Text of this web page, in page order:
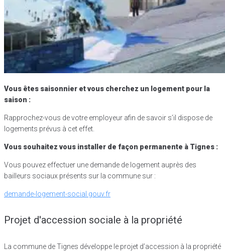
Vous êtes saisonnier et vous cherchez un logement pour la
saison :
Rapprochez-vous de votre employeur afin de savoir s’il dispose de
logements prévus à cet effet.
Vous souhaitez vous installer de façon permanente à Tignes :
Vous pouvez effectuer une demande de logement auprès des
bailleurs sociaux présents sur la commune sur :
demande-logement-social.gouv.fr
Projet d'accession sociale à la propriété
La commune de Tignes développe le projet d’accession à la propriété